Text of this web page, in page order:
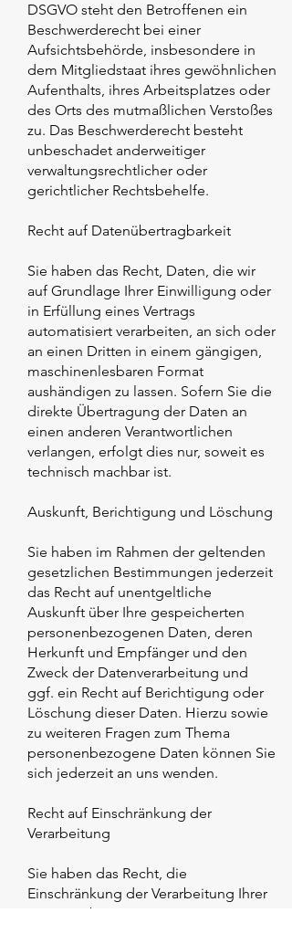
DSGVO steht den Betroffenen ein
Beschwerderecht bei einer
Aufsichtsbehörde, insbesondere in
dem Mitgliedstaat ihres gewöhnlichen
Aufenthalts, ihres Arbeitsplatzes oder
des Orts des mutmaßlichen Verstoßes
zu. Das Beschwerderecht besteht
unbeschadet anderweitiger
verwaltungsrechtlicher oder
gerichtlicher Rechtsbehelfe.
Recht auf Datenübertragbarkeit
Sie haben das Recht, Daten, die wir
auf Grundlage Ihrer Einwilligung oder
in Erfüllung eines Vertrags
automatisiert verarbeiten, an sich oder
an einen Dritten in einem gängigen,
maschinenlesbaren Format
aushändigen zu lassen. Sofern Sie die
direkte Übertragung der Daten an
einen anderen Verantwortlichen
verlangen, erfolgt dies nur, soweit es
technisch machbar ist.
Auskunft, Berichtigung und Löschung
Sie haben im Rahmen der geltenden
gesetzlichen Bestimmungen jederzeit
das Recht auf unentgeltliche
Auskunft über Ihre gespeicherten
personenbezogenen Daten, deren
Herkunft und Empfänger und den
Zweck der Datenverarbeitung und
ggf. ein Recht auf Berichtigung oder
Löschung dieser Daten. Hierzu sowie
zu weiteren Fragen zum Thema
personenbezogene Daten können Sie
sich jederzeit an uns wenden.
Recht auf Einschränkung der
Verarbeitung
Sie haben das Recht, die
Einschränkung der Verarbeitung Ihrer
personenbezogenen Daten zu